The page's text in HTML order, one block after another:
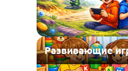
Развивающие